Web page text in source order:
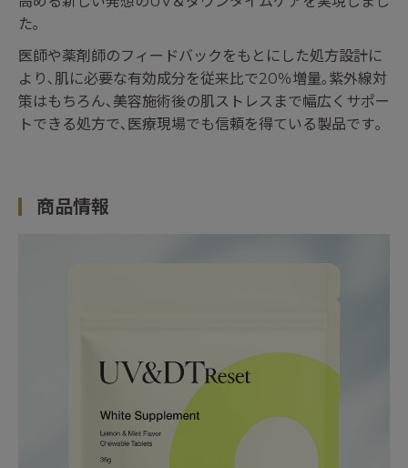
た｡
医師や薬剤師のフィードバックをもとにした処方設計に
より､肌に必要な有効成分を従来比で20％増量｡紫外線対
策はもちろん､美容施術後の肌ストレスまで幅広くサポー
トできる処方で､医療現場でも信頼を得ている製品です｡
商品情報